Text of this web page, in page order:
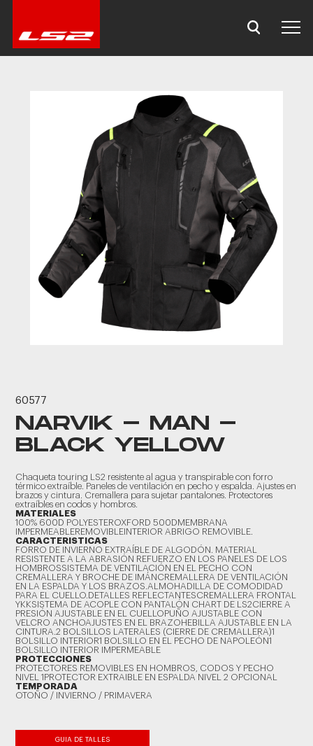
60577
NARVIK - MAN -
BLACK YELLOW
Chaqueta touring LS2 resistente al agua y transpirable con forro
térmico extraíble. Paneles de ventilación en pecho y espalda. Ajustes en
brazos y cintura. Cremallera para sujetar pantalones. Protectores
extraíbles en codos y hombros.
MATERIALES
100% 600D POLYESTEROXFORD 500DMEMBRANA
IMPERMEABLEREMOVIBLEINTERIOR ABRIGO REMOVIBLE.
CARACTERISTICAS
FORRO DE INVIERNO EXTRAÍBLE DE ALGODÓN. MATERIAL
RESISTENTE A LA ABRASIÓN REFUERZO EN LOS PANELES DE LOS
HOMBROSSISTEMA DE VENTILACIÓN EN EL PECHO CON
CREMALLERA Y BROCHE DE IMÁNCREMALLERA DE VENTILACIÓN
EN LA ESPALDA Y LOS BRAZOS.ALMOHADILLA DE COMODIDAD
PARA EL CUELLO.DETALLES REFLECTANTESCREMALLERA FRONTAL
YKKSISTEMA DE ACOPLE CON PANTALÓN CHART DE LS2CIERRE A
PRESIÓN AJUSTABLE EN EL CUELLOPUÑO AJUSTABLE CON
VELCRO ANCHOAJUSTES EN EL BRAZOHEBILLA AJUSTABLE EN LA
CINTURA.2 BOLSILLOS LATERALES (CIERRE DE CREMALLERA)1
BOLSILLO INTERIOR1 BOLSILLO EN EL PECHO DE NAPOLEÓN1
BOLSILLO INTERIOR IMPERMEABLE
PROTECCIONES
PROTECTORES REMOVIBLES EN HOMBROS, CODOS Y PECHO
NIVEL 1PROTECTOR EXTRAIBLE EN ESPALDA NIVEL 2 OPCIONAL
TEMPORADA
OTOÑO / INVIERNO / PRIMAVERA
GUIA DE TALLES